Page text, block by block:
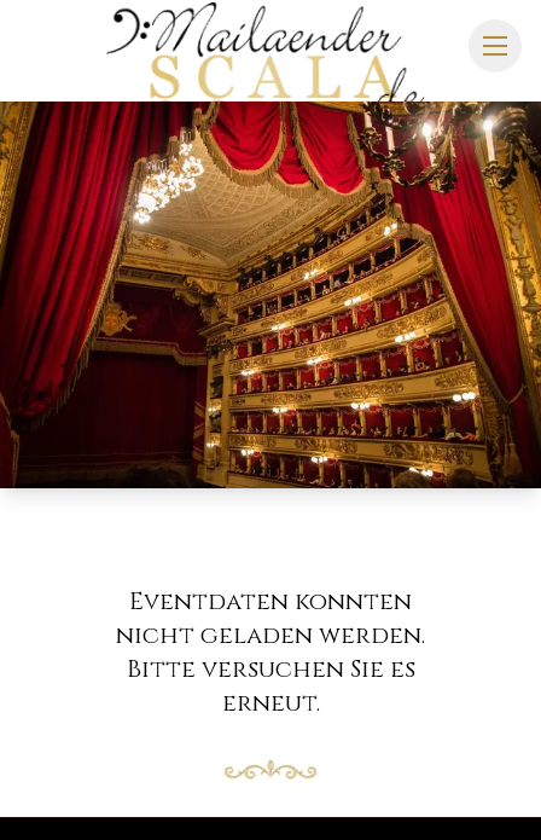
MAILÄNDER SCALA
SPIELPLAN 2026/2027
SITZPLAN HOTELS
Eventdaten konnten
nicht geladen werden.
Bitte versuchen Sie es
erneut.